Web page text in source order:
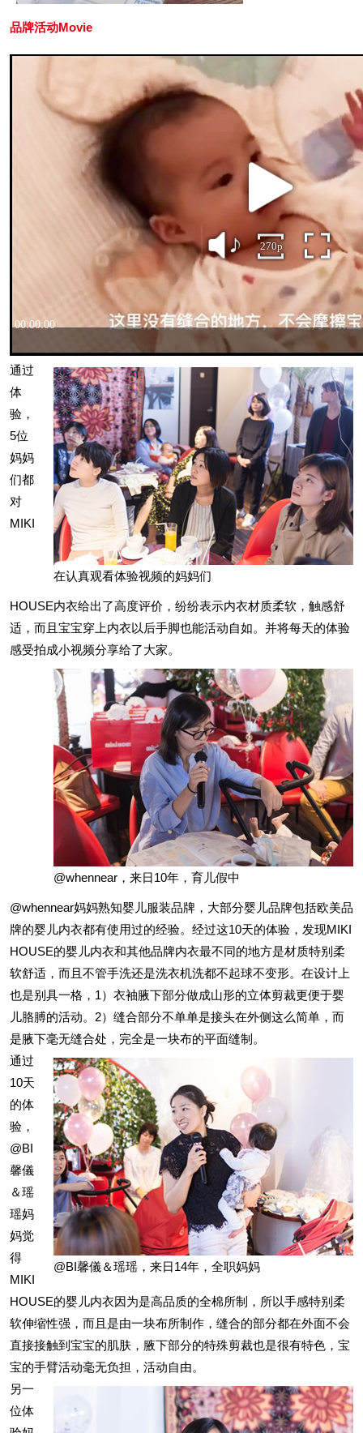
品牌活动Movie
在认真观看体验视频的妈妈们
通过
体
验，
5位
妈妈
们都
对
MIKI
HOUSE内衣给出了高度评价，纷纷表示内衣材质柔软，触感舒
适，而且宝宝穿上内衣以后手脚也能活动自如。并将每天的体验
感受拍成小视频分享给了大家。
@whennear，来日10年，育儿假中
@whennear妈妈熟知婴儿服装品牌，大部分婴儿品牌包括欧美品
牌的婴儿内衣都有使用过的经验。经过这10天的体验，发现MIKI
HOUSE的婴儿内衣和其他品牌内衣最不同的地方是材质特别柔
软舒适，而且不管手洗还是洗衣机洗都不起球不变形。在设计上
也是别具一格，1）衣袖腋下部分做成山形的立体剪裁更便于婴
儿胳膊的活动。2）缝合部分不单单是接头在外侧这么简单，而
是腋下毫无缝合处，完全是一块布的平面缝制。
@BI馨儀＆瑶瑶，来日14年，全职妈妈
通过
10天
的体
验，
@BI
馨儀
＆瑶
瑶妈
妈觉
得
MIKI
HOUSE的婴儿内衣因为是高品质的全棉所制，所以手感特别柔
软伸缩性强，而且是由一块布所制作，缝合的部分都在外面不会
直接接触到宝宝的肌肤，腋下部分的特殊剪裁也是很有特色，宝
宝的手臂活动毫无负担，活动自由。
另一
位体